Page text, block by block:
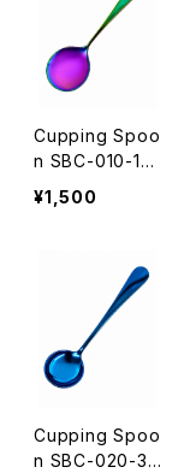
Cupping Spoo
n SBC-010-1
W45mm✕H165
mm 名入れ無料
カッピングスプ
ーンご購入者様
限定！SNOW B
EANS COFFEE
ロゴ入りオリジ
ナルスプーンケ
¥1,500
Cupping Spoo
n SBC-020-3